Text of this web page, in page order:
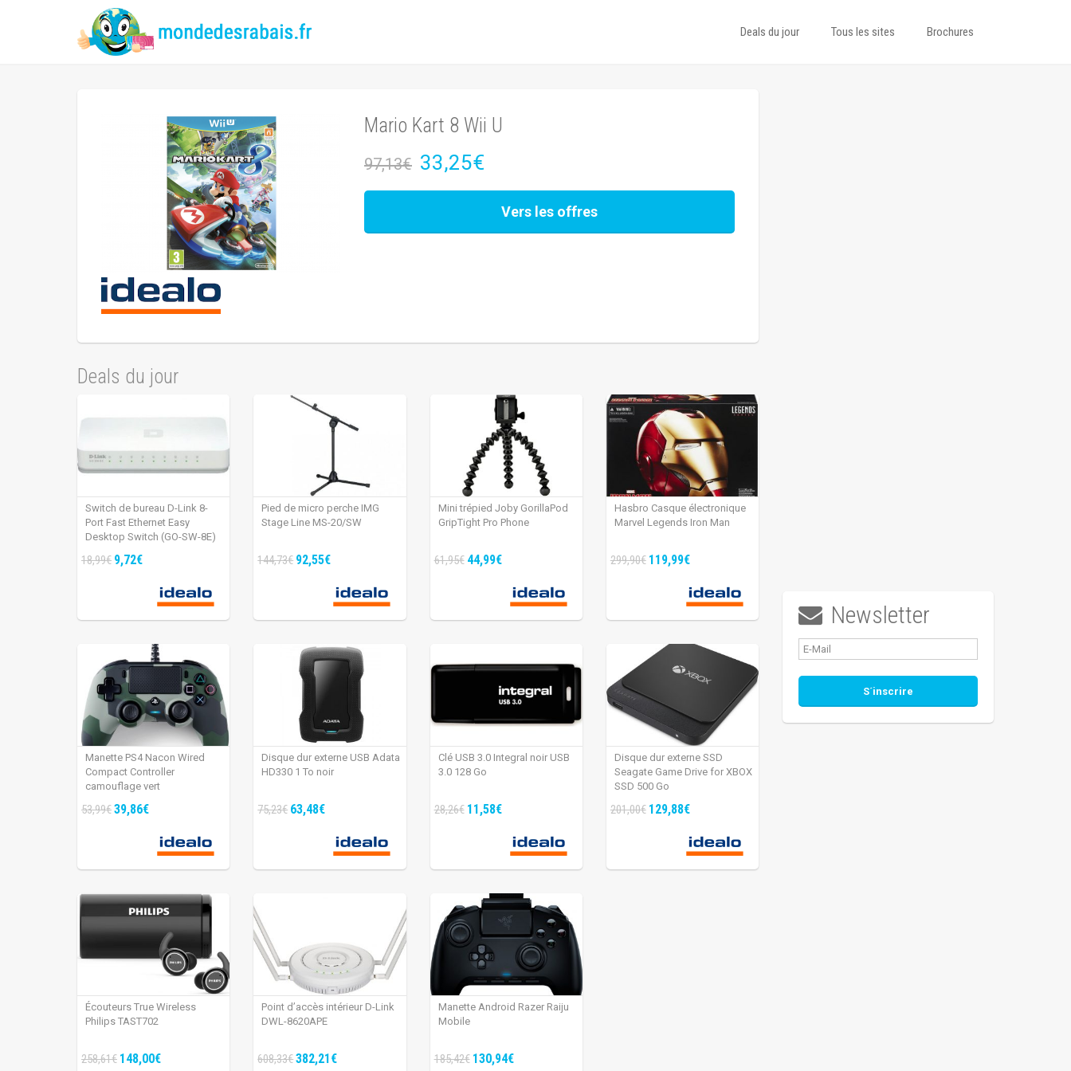
Deals du jour Tous les sites Brochures
Mario Kart 8 Wii U
97,13€ 33,25€
Vers les offres
Deals du jour
Switch de bureau D-Link 8-
Port Fast Ethernet Easy
Desktop Switch (GO-SW-8E)
18,99€ 9,72€
Pied de micro perche IMG
Stage Line MS-20/SW
144,73€ 92,55€
Mini trépied Joby GorillaPod
GripTight Pro Phone
61,95€ 44,99€
Hasbro Casque électronique
Marvel Legends Iron Man
299,90€ 119,99€
Manette PS4 Nacon Wired
Compact Controller
camouflage vert
53,99€39,86€
Disque dur externe USB Adata
HD330 1 To noir
75,23€ 63,48€
Clé USB 3.0 Integral noir USB
3.0 128 Go
28,26€ 11,58€
Disque dur externe SSD
Seagate Game Drive for XBOX
SSD 500 Go
201,00€ 129,88€
Écouteurs True Wireless
Philips TAST702
258,61€ 148,00€
Point d’accès intérieur D-Link
DWL-8620APE
608,33€382,21€
Manette Android Razer Raiju
Mobile
185,42€ 130,94€
 Newsletter